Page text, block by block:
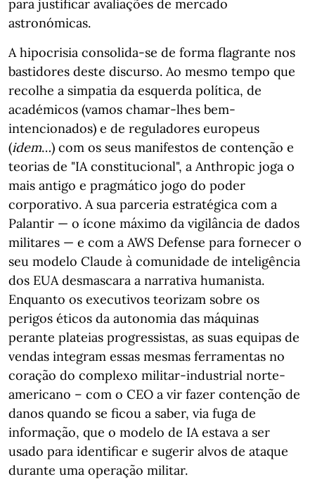
para justificar avaliações de mercado
astronómicas.
A hipocrisia consolida-se de forma flagrante nos
bastidores deste discurso. Ao mesmo tempo que
recolhe a simpatia da esquerda política, de
académicos (vamos chamar-lhes bem-
intencionados) e de reguladores europeus
(idem…) com os seus manifestos de contenção e
teorias de "IA constitucional", a Anthropic joga o
mais antigo e pragmático jogo do poder
corporativo. A sua parceria estratégica com a
Palantir — o ícone máximo da vigilância de dados
militares — e com a AWS Defense para fornecer o
seu modelo Claude à comunidade de inteligência
dos EUA desmascara a narrativa humanista.
Enquanto os executivos teorizam sobre os
perigos éticos da autonomia das máquinas
perante plateias progressistas, as suas equipas de
vendas integram essas mesmas ferramentas no
coração do complexo militar-industrial norte-
americano – com o CEO a vir fazer contenção de
danos quando se ficou a saber, via fuga de
informação, que o modelo de IA estava a ser
usado para identificar e sugerir alvos de ataque
durante uma operação militar.